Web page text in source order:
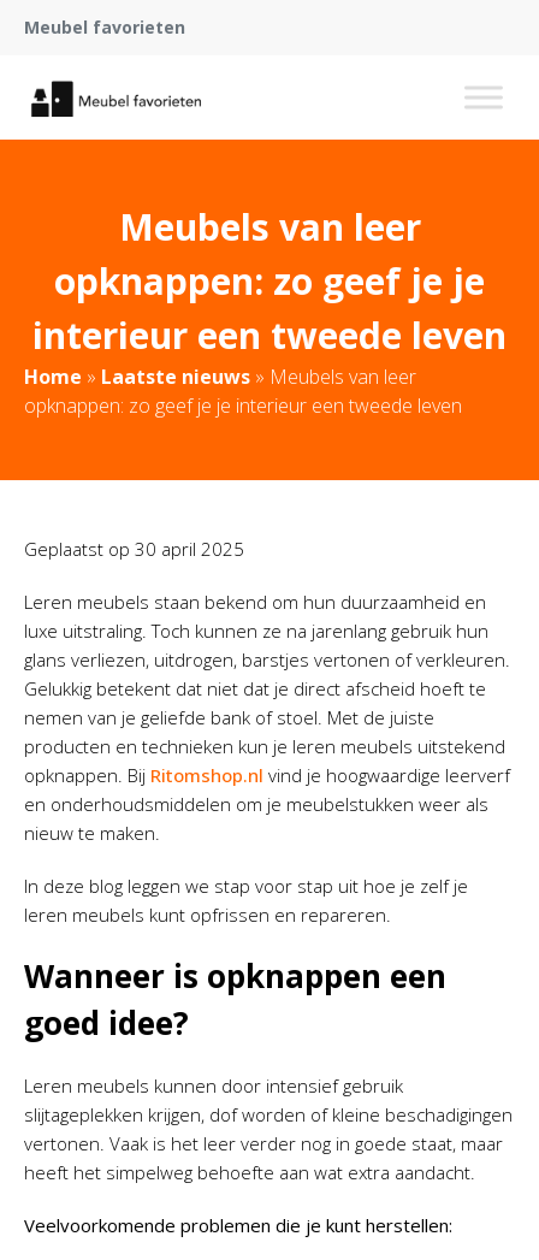
Meubel favorieten
Meubels van leer
opknappen: zo geef je je
interieur een tweede leven
Home » Laatste nieuws » Meubels van leer
opknappen: zo geef je je interieur een tweede leven
Geplaatst op 30 april 2025
Leren meubels staan bekend om hun duurzaamheid en
luxe uitstraling. Toch kunnen ze na jarenlang gebruik hun
glans verliezen, uitdrogen, barstjes vertonen of verkleuren.
Gelukkig betekent dat niet dat je direct afscheid hoeft te
nemen van je geliefde bank of stoel. Met de juiste
producten en technieken kun je leren meubels uitstekend
opknappen. Bij Ritomshop.nl vind je hoogwaardige leerverf
en onderhoudsmiddelen om je meubelstukken weer als
nieuw te maken.
In deze blog leggen we stap voor stap uit hoe je zelf je
leren meubels kunt opfrissen en repareren.
Wanneer is opknappen een
goed idee?
Leren meubels kunnen door intensief gebruik
slijtageplekken krijgen, dof worden of kleine beschadigingen
vertonen. Vaak is het leer verder nog in goede staat, maar
heeft het simpelweg behoefte aan wat extra aandacht.
Veelvoorkomende problemen die je kunt herstellen: